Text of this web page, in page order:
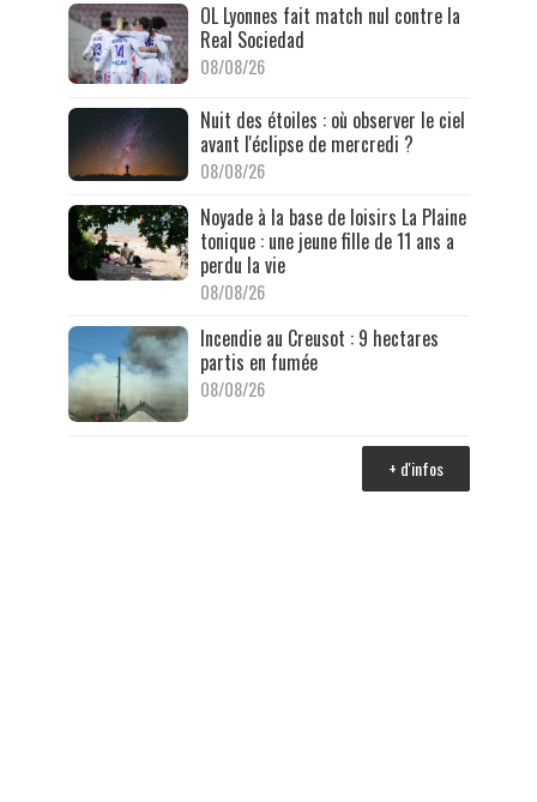
OL Lyonnes fait match nul contre la
Real Sociedad
08/08/26
Nuit des étoiles : où observer le ciel
avant l'éclipse de mercredi ?
08/08/26
Noyade à la base de loisirs La Plaine
tonique : une jeune fille de 11 ans a
perdu la vie
08/08/26
Incendie au Creusot : 9 hectares
partis en fumée
08/08/26
+ d'infos